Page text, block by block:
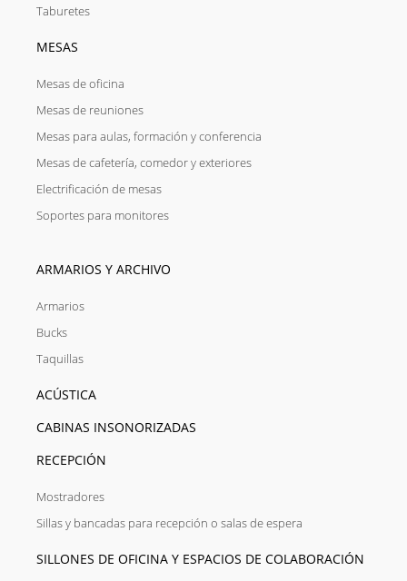
Taburetes
MESAS
Mesas de oficina
Mesas de reuniones
Mesas para aulas, formación y conferencia
Mesas de cafetería, comedor y exteriores
Electrificación de mesas
Soportes para monitores
ARMARIOS Y ARCHIVO
Armarios
Bucks
Taquillas
ACÚSTICA
CABINAS INSONORIZADAS
RECEPCIÓN
Mostradores
Sillas y bancadas para recepción o salas de espera
SILLONES DE OFICINA Y ESPACIOS DE COLABORACIÓN